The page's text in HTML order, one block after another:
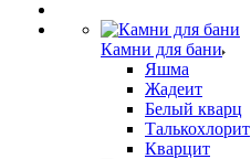
Камни для бани
Яшма
Жадеит
Белый кварц
Талькохлорит
Кварцит